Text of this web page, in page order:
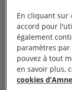
LE
Ce
aborder la
En cliquant sur
accord pour
également
paramètres
pouvez à tout
en savoir plus,
cookies